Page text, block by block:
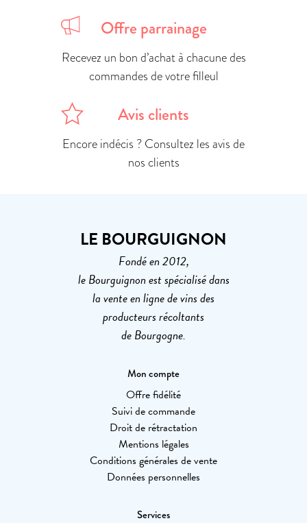
Offre parrainage
Recevez un bon d’achat à chacune des
commandes de votre filleul
Avis clients
Encore indécis ? Consultez les avis de
nos clients
LE BOURGUIGNON
Fondé en 2012,
le Bourguignon est spécialisé dans
la vente en ligne de vins des
producteurs récoltants
de Bourgogne.
Mon compte
Offre fidélité
Suivi de commande
Droit de rétractation
Mentions légales
Conditions générales de vente
Données personnelles
Services